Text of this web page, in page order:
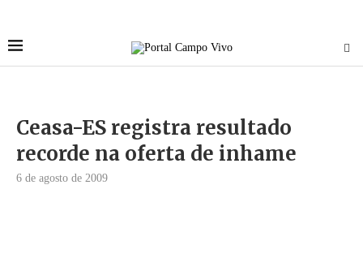
Ceasa-ES registra resultado
recorde na oferta de inhame
6 de agosto de 2009